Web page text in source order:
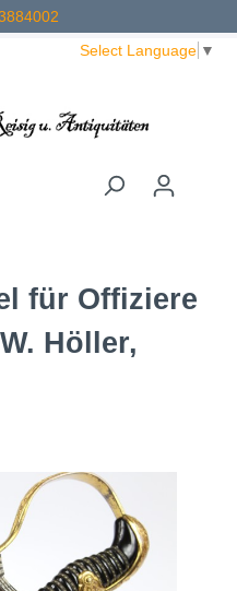
Select Language ▼
für Offiziere
Höller,